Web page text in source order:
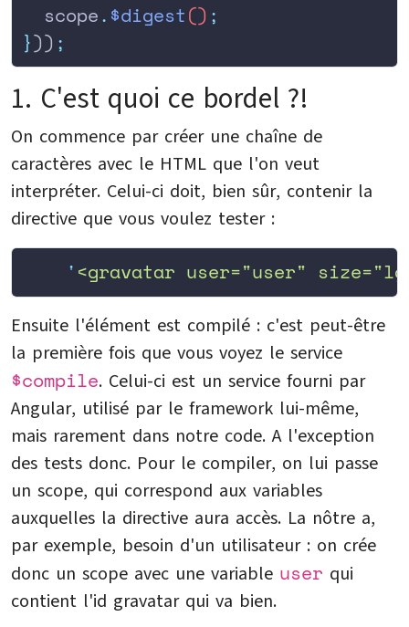
  scope
. $digest() ;
})) ;
1. C'est quoi ce bordel ?!
On commence par créer une chaîne de
caractères avec le HTML que l'on veut
interpréter. Celui-ci doit, bien sûr, contenir la
directive que vous voulez tester :
    '
<gravatar user="user"
Ensuite l'élément est compilé : c'est peut-être
la première fois que vous voyez le service
$compile. Celui-ci est un service fourni par
Angular, utilisé par le framework lui-même,
mais rarement dans notre code. A l'exception
des tests donc. Pour le compiler, on lui passe
un scope, qui correspond aux variables
auxquelles la directive aura accès. La nôtre a,
par exemple, besoin d'un utilisateur : on crée
donc un scope avec une variable user qui
contient l'id gravatar qui va bien.